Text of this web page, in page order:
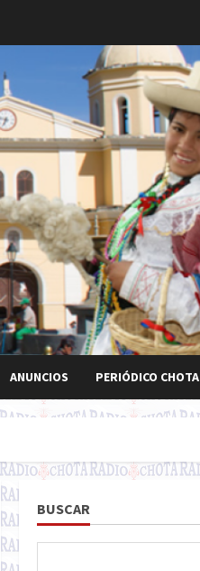
ANUNCIOS PERIÓDICO CHOTA
BUSCAR